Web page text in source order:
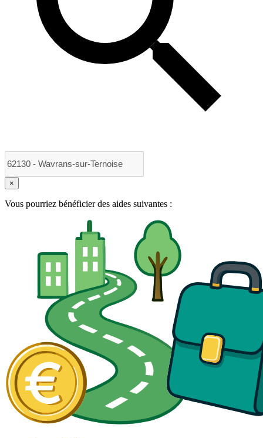
×
Vous pourriez bénéficier des aides suivantes :